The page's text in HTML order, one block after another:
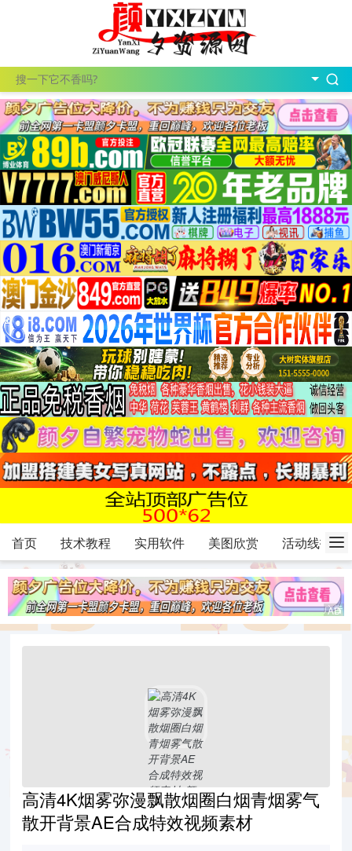
首页 技术教程 实用软件 美图欣赏 活动线报
高清4K烟雾弥漫飘散烟圈白烟青烟雾气
散开背景AE合成特效视频素材